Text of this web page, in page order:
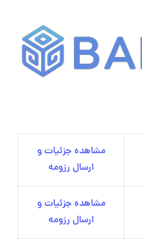
مشاهده جزئیات و
ارسال رزومه
مشاهده جزئیات و
ارسال رزومه